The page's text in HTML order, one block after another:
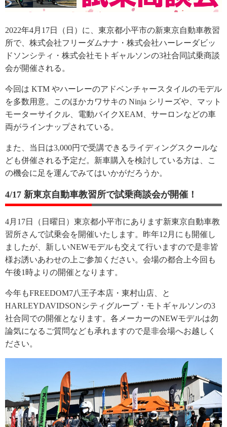
2022年4月17日（日）に、東京都小平市の新東京自動車教習
所で、株式会社フリーダムナナ・株式会社ハーレーダビッ
ドソンシティ・株式会社モトギャルソンの3社合同試乗商談
会が開催される。
今回は KTM やハーレーのアドベンチャースタイルのモデル
を多数用意。このほかカワサキの Ninja シリーズや、マット
モーターサイクル、電動バイクXEAM、サーロンなどの車
両がラインナップされている。
また、当日は3,000円で受講できるライディングスクールな
ども併催される予定だ。新車購入を検討している方は、こ
の機会に足を運んでみてはいかがだろうか。
4/17 新東京自動車教習所で試乗商談会が開催！
4月17日（日曜日）東京都小平市にあります新東京自動車教
習所さんで試乗会を開催いたします。昨年12月にも開催し
ましたが、新しいNEWモデルも交えて行いますので是非皆
様お誘いあわせの上ご参加ください。会場の都合上今回も
午後1時よりの開催となります。
今年もFREEDOM7八王子本店・東村山店、と
HARLEYDAVIDSONシティグループ・モトギャルソンの3
社合同での開催となります。各メーカーのNEWモデルは勿
論気になるご質問なども承れますので是非会場へお越しく
ださい。